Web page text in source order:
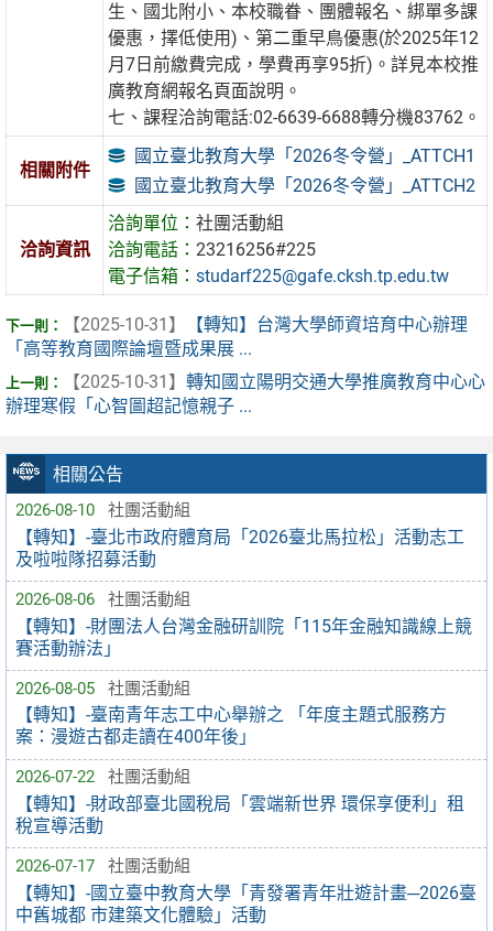
相關公告
2026-08-10 社團活動組
【轉知】-臺北市政府體育局「2026臺北馬拉松」活動志工
及啦啦隊招募活動
2026-08-06 社團活動組
【轉知】-財團法人台灣金融研訓院「115年金融知識線上競
賽活動辦法」
2026-08-05 社團活動組
【轉知】-臺南青年志工中心舉辦之 「年度主題式服務方
案：漫遊古都走讀在400年後」
2026-07-22 社團活動組
【轉知】-財政部臺北國稅局「雲端新世界 環保享便利」租
稅宣導活動
2026-07-17 社團活動組
【轉知】-國立臺中教育大學「青發署青年壯遊計畫─2026臺
中舊城都 市建築文化體驗」活動
生、國北附小、本校職眷、團體報名、綁單多課
優惠，擇低使用)、第二重早鳥優惠(於2025年12
月7日前繳費完成，學費再享95折)。詳見本校推
廣教育網報名頁面說明。
七、課程洽詢電話:02-6639-6688轉分機83762。
相關附件
國立臺北教育大學「2026冬令營」_ATTCH1
國立臺北教育大學「2026冬令營」_ATTCH2
洽詢資訊
洽詢單位：社團活動組
洽詢電話：23216256#225
電子信箱：studarf225@gafe.cksh.tp.edu.tw
【2025-10-31】
【轉知】台灣大學師資培育中心辦理
「高等教育國際論壇暨成果展 ...
【2025-10-31】 轉知國立陽明交通大學推廣教育中心心
辦理寒假「心智圖超記憶親子 ...